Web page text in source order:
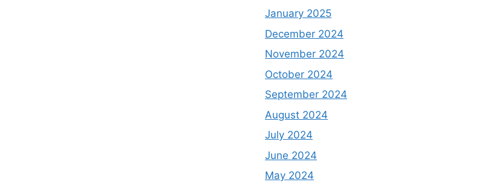
January 2025
December 2024
November 2024
October 2024
September 2024
August 2024
July 2024
June 2024
May 2024